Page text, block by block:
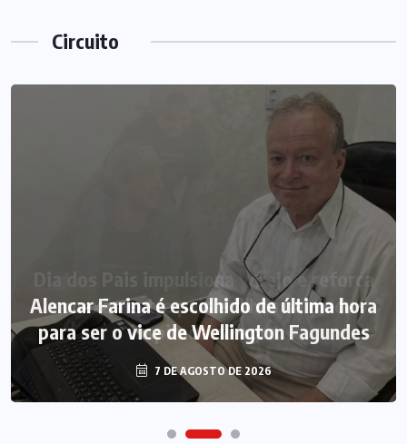
Circuito
Alencar Farina é escolhido de última hora
para ser o vice de Wellington Fagundes
7 DE AGOSTO DE 2026